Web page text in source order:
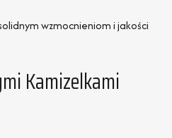
wzmocnieniom i jakości
Kamizelkami